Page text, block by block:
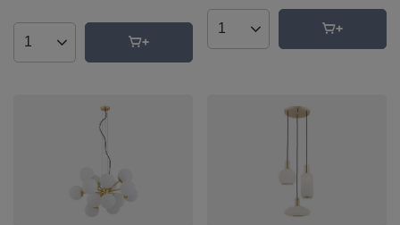
Ilość produktów
Ilość produktów